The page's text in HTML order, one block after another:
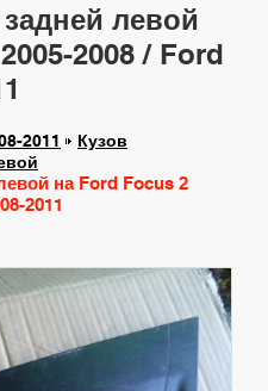
левой
2008 / Ford
2011
Кузов
на Ford Focus 2
2011